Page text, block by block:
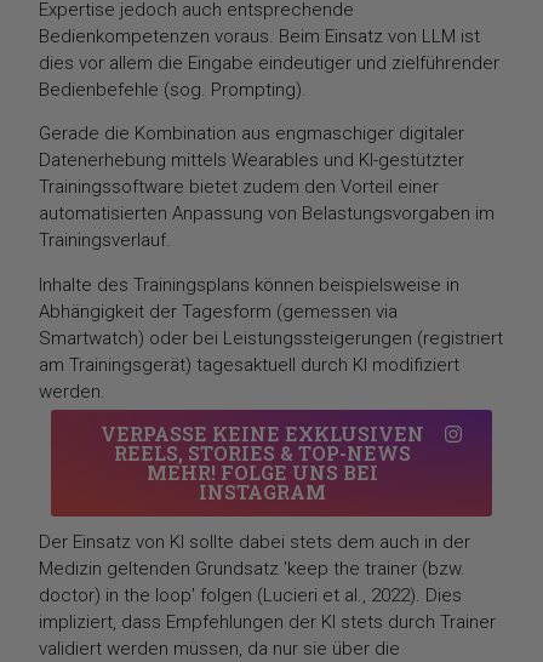
Expertise jedoch auch entsprechende
Bedienkompetenzen voraus. Beim Einsatz von LLM ist
dies vor allem die Eingabe eindeutiger und zielführender
Bedienbefehle (sog. Prompting).
Gerade die Kombination aus engmaschiger digitaler
Datenerhebung mittels Wearables und KI-gestützter
Trainingssoftware bietet zudem den Vorteil einer
automatisierten Anpassung von Belastungsvorgaben im
Trainingsverlauf.
Inhalte des Trainingsplans können beispielsweise in
Abhängigkeit der Tagesform (gemessen via
Smartwatch) oder bei Leistungssteigerungen (registriert
am Trainingsgerät) tagesaktuell durch KI modifiziert
werden.
VERPASSE KEINE EXKLUSIVEN
REELS, STORIES & TOP-NEWS
MEHR! FOLGE UNS BEI
INSTAGRAM
Der Einsatz von KI sollte dabei stets dem auch in der
Medizin geltenden Grundsatz 'keep the trainer (bzw.
doctor) in the loop' folgen (Lucieri et al., 2022). Dies
impliziert, dass Empfehlungen der KI stets durch Trainer
validiert werden müssen, da nur sie über die